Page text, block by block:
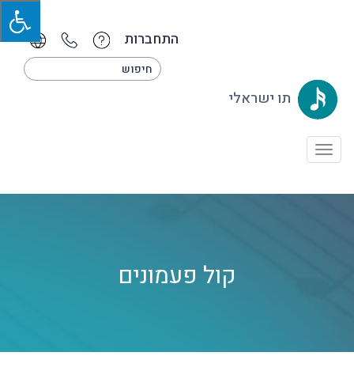
התחברות
תו ישראלי
Toggle
קול פעמונים